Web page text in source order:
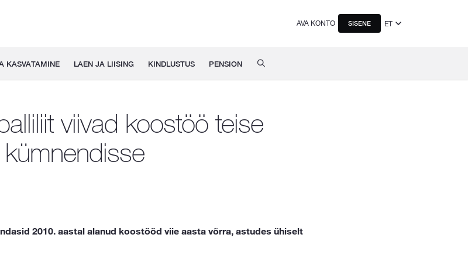
AVA KONTO SISENE ET
KASVATAMINE LAEN JA LIISING KINDLUSTUS PENSION
viivad koostöö teise
kümnendisse
2010. aastal alanud koostööd viie aasta võrra, astudes ühiselt